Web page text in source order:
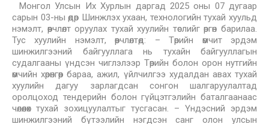
Монгол Улсын Их Хурлын даргад 2025 оны 07 дугаар
сарын 03-ны өдөр Шинжлэх ухаан, технологийн тухай хуульд
нэмэлт, өөрчлөлт оруулах тухай хуулийн төслийг өргөн барилаа.
Тус хуулийн нэмэлт, өөрчлөлтөд: – Төрийн өмчит эрдэм
шинжилгээний байгууллага нь тухайн байгууллагын
судалгааны үндсэн чиглэлээр Төрийн болон орон нутгийн
өмчийн хөрөнгөөр бараа, ажил, үйлчилгээ худалдан авах тухай
хуулийн дагуу зарлагдсан сонгон шалгаруулалтад
оролцоход тендерийн болон гүйцэтгэлийн баталгаанаас
чөлөөлөх тухай зохицуулалтыг тусгасан. – Үндэсний эрдэм
шинжилгээний бүтээлийн нэгдсэн санг олон улсын